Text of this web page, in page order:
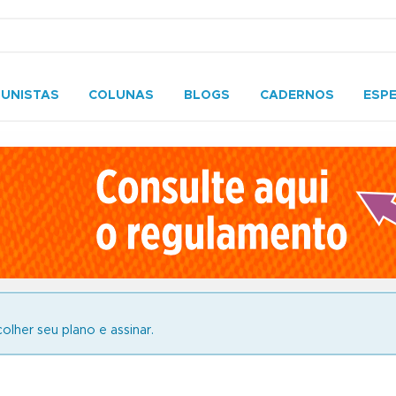
COLUNAS BLOGS CADERNOS
seu plano e assinar.